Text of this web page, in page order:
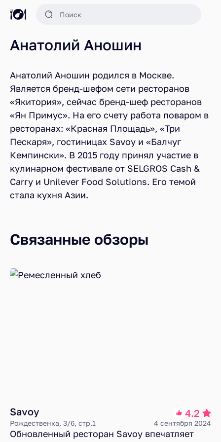
Анатолий Аношин
Анатолий Аношин родился в Москве.
Является бренд-шефом сети ресторанов
«Якитория», сейчас бренд-шеф ресторанов
«Ян Примус». На его счету работа поваром в
ресторанах: «Красная Площадь», «Три
Пескаря», гостиницах Savoy и «Балчуг
Кемпински». В 2015 году принял участие в
кулинарном фестивале от SELGROS Cash &
Carry и Unilever Food Solutions. Его темой
стала кухня Азии.
Связанные обзоры
Savoy 4.2
Рождественка, 3/6, стр.1 4 сентября 2024
Обновленный ресторан Savoy впечатляет